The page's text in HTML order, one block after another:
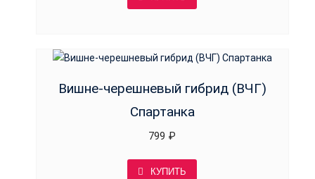
Вишне-черешневый гибрид (ВЧГ)
Спартанка
799 ₽
КУПИТЬ